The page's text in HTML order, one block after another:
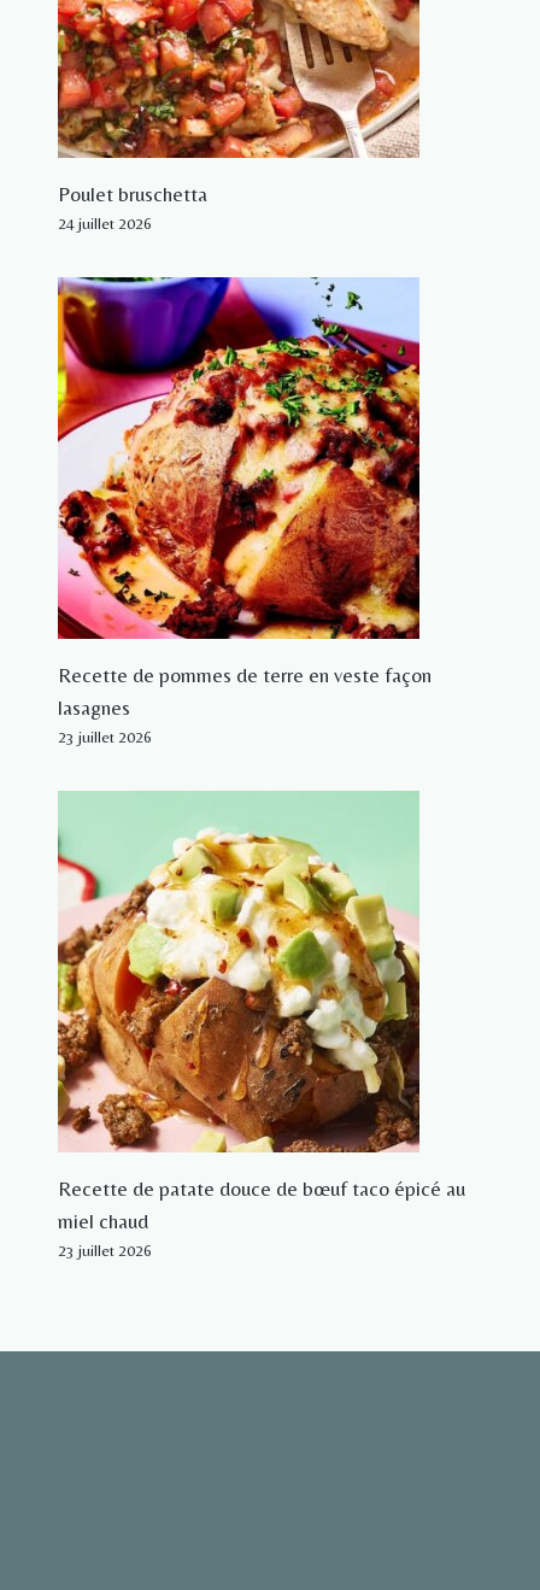
Poulet bruschetta
24 juillet 2026
Recette de pommes de terre en veste façon
lasagnes
23 juillet 2026
Recette de patate douce de bœuf taco épicé au
miel chaud
23 juillet 2026